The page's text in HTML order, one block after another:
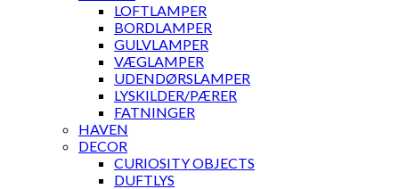
LOFTLAMPER
BORDLAMPER
GULVLAMPER
VÆGLAMPER
UDENDØRSLAMPER
LYSKILDER/PÆRER
FATNINGER
HAVEN
DECOR
CURIOSITY OBJECTS
DUFTLYS